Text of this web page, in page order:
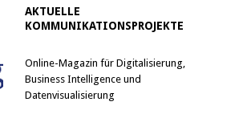
AKTUELLE
KOMMUNIKATIONSPROJEKTE
Online-Magazin für Digitalisierung,
Business Intelligence und
Datenvisualisierung